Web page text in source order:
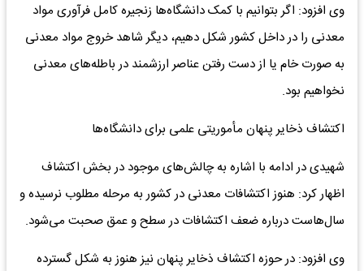
وی افزود: اگر بتوانیم با کمک دانشگاه‌ها زنجیره کامل فرآوری مواد
معدنی را در داخل کشور شکل دهیم، دیگر شاهد خروج مواد معدنی
به صورت خام یا از دست رفتن عناصر ارزشمند در باطله‌های معدنی
نخواهیم بود.
اکتشاف ذخایر پنهان مأموریتی علمی برای دانشگاه‌ها
شهیدی در ادامه با اشاره به چالش‌های موجود در بخش اکتشاف
اظهار کرد: هنوز اکتشافات معدنی در کشور به مرحله مطلوب نرسیده و
سال‌هاست درباره ضعف اکتشافات در سطح و عمق صحبت می‌شود.
وی افزود: در حوزه اکتشاف ذخایر پنهان نیز هنوز به شکل گسترده